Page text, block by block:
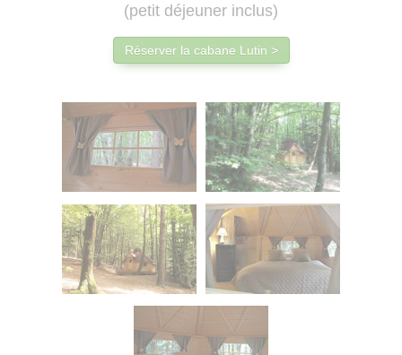
(petit déjeuner inclus)
Réserver la cabane Lutin >